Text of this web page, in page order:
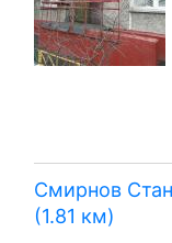
Смирнов
(1.81 км)